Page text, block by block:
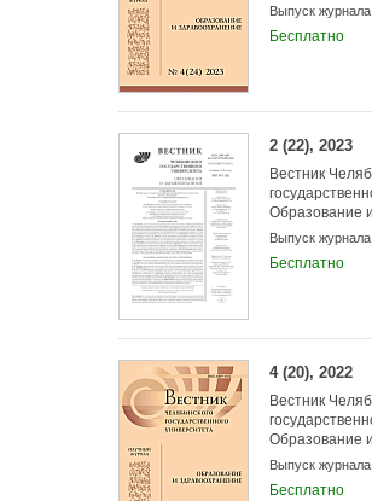
Выпуск журнала
Бесплатно
2 (22), 2023
Вестник
Образование
Выпуск журнала
Бесплатно
4 (20), 2022
Вестник
Образование
Выпуск журнала
Бесплатно